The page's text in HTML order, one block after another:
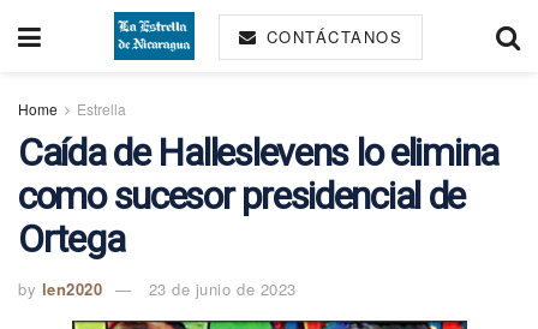
CONTÁCTANOS
Home Estrella
Caída de Halleslevens lo elimina
como sucesor presidencial de
Ortega
by len2020 23 de junio de 2023